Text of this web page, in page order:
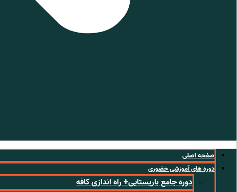
صفحه اصلی
دوره های آموزشی حضوری
دوره جامع باریستایی+ راه اندازی کافه